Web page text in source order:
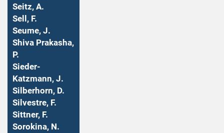
Seitz, A.
Sell, F.
Seume, J.
Shiva Prakasha,
P.
Sieder-
Katzmann, J.
Silberhorn, D.
Silvestre, F.
Sittner, F.
Sorokina, N.